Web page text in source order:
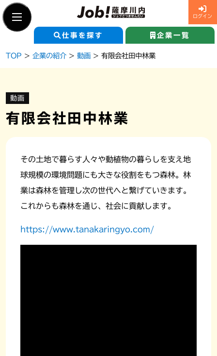
to
ログイン
仕事を探す 企業一覧
仕事を探す
Job!薩摩川内とは
TOP > 企業の紹介 > 動画 > 有限会社田中林業
動画
有限会社田中林業
その土地で暮らす人々や動植物の暮らしを支え地
球規模の環境問題にも大きな役割をもつ森林。林
業は森林を管理し次の世代へと繋げていきます。
これからも森林を通じ、社会に貢献します。
https://www.tanakaringyo.com/